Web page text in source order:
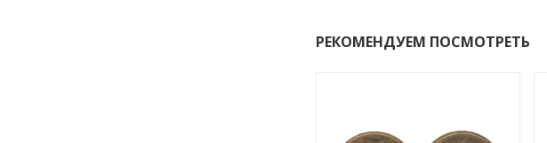
РЕКОМЕНДУЕМ ПОСМОТРЕТЬ